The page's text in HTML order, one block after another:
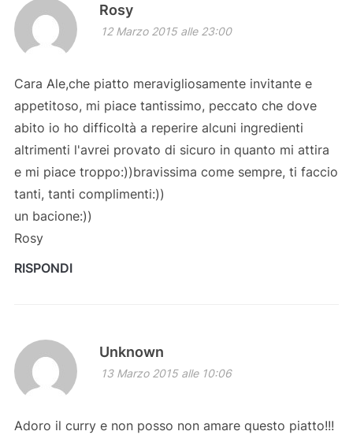
Rosy
12 Marzo 2015 alle 23:00
Cara Ale,che piatto meravigliosamente invitante e
appetitoso, mi piace tantissimo, peccato che dove
abito io ho difficoltà a reperire alcuni ingredienti
altrimenti l'avrei provato di sicuro in quanto mi attira
e mi piace troppo:))bravissima come sempre, ti faccio
tanti, tanti complimenti:))
un bacione:))
Rosy
RISPONDI
Unknown
13 Marzo 2015 alle 10:06
Adoro il curry e non posso non amare questo piatto!!!